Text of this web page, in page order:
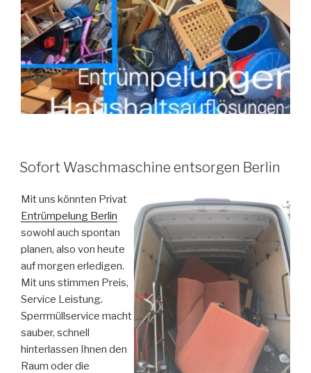
VERÖFFENTLICHT
AM
Sofort Waschmaschine entsorgen Berlin
Mit uns könnten Privat
Entrümpelung Berlin
sowohl auch spontan
planen, also von heute
auf morgen erledigen.
Mit uns stimmen Preis,
Service Leistung.
Sperrmüllservice macht
sauber, schnell
hinterlassen Ihnen den
Raum oder die